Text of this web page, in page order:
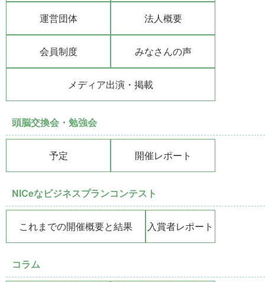
運営団体 法人概要
会員制度 みなさんの声
メディア出演・掲載
頭脳交換会・勉強会
予定 開催レポート
NICeなビジネスプランコンテスト
これまでの開催概要と結果 入賞者レポート
コラム